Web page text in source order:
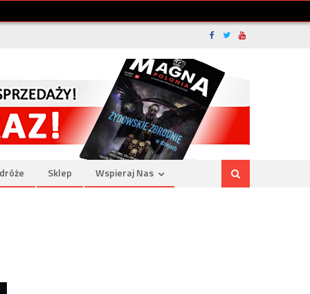
Sklep Wspieraj Nas